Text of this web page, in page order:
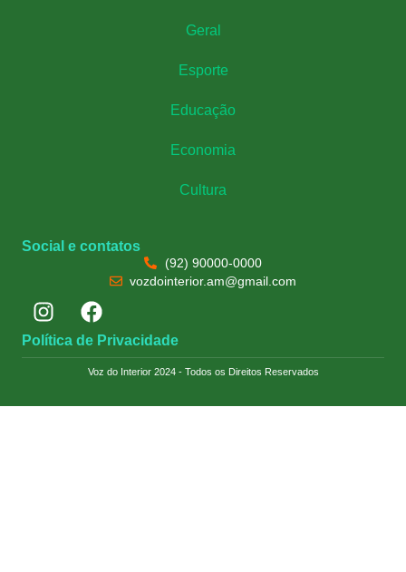
Geral
Esporte
Educação
Economia
Cultura
Social e contatos
(92) 90000-0000
vozdointerior.am@gmail.com
Política de Privacidade
Voz do Interior 2024 - Todos os Direitos Reservados